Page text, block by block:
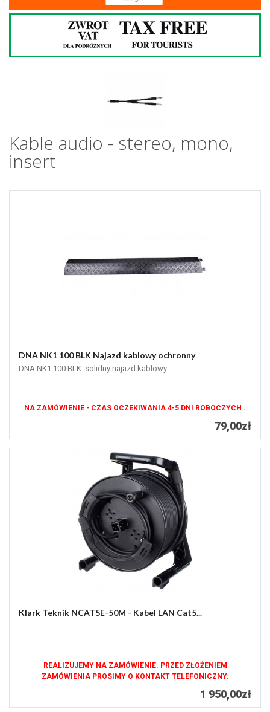
Kable audio - stereo, mono,
insert
DNA NK1 100 BLK Najazd kablowy ochronny
DNA NK1 100 BLK solidny najazd kablowy
NA ZAMÓWIENIE - CZAS OCZEKIWANIA 4-5 DNI ROBOCZYCH .
79,00zł
Klark Teknik NCAT5E-50M - Kabel LAN Cat5...
REALIZUJEMY NA ZAMÓWIENIE. PRZED ZŁOŻENIEM
ZAMÓWIENIA PROSIMY O KONTAKT TELEFONICZNY.
1 950,00zł